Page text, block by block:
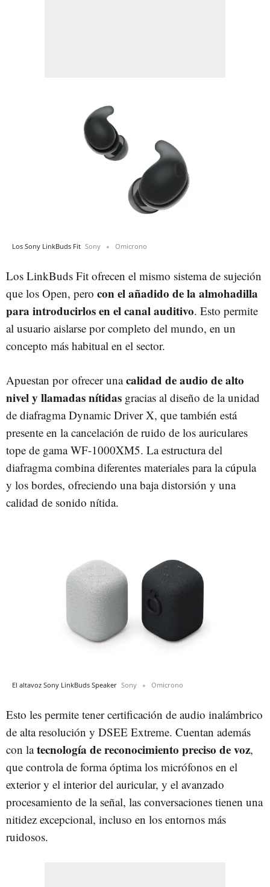
Los Sony LinkBuds Fit Sony Omicrono
Los LinkBuds Fit ofrecen el mismo sistema de sujeción
que los Open, pero con el añadido de la almohadilla
para introducirlos en el canal auditivo. Esto permite
al usuario aislarse por completo del mundo, en un
concepto más habitual en el sector.
Apuestan por ofrecer unacalidad de audio de alto
nivel y llamadas nítidas gracias al diseño de la unidad
de diafragma Dynamic Driver X, que también está
presente en la cancelación de ruido de los auriculares
tope de gama WF-1000XM5. La estructura del
diafragma combina diferentes materiales para la cúpula
y los bordes, ofreciendo una baja distorsión y una
calidad de sonido nítida.
El altavoz Sony LinkBuds Speaker Sony Omicrono
Esto les permite tener certificación de audio inalámbrico
de alta resolución y DSEE Extreme. Cuentan además
con latecnología de reconocimiento preciso de voz,
que controla de forma óptima los micrófonos en el
exterior y el interior del auricular, y el avanzado
procesamiento de la señal, las conversaciones tienen una
nitidez excepcional, incluso en los entornos más
ruidosos.